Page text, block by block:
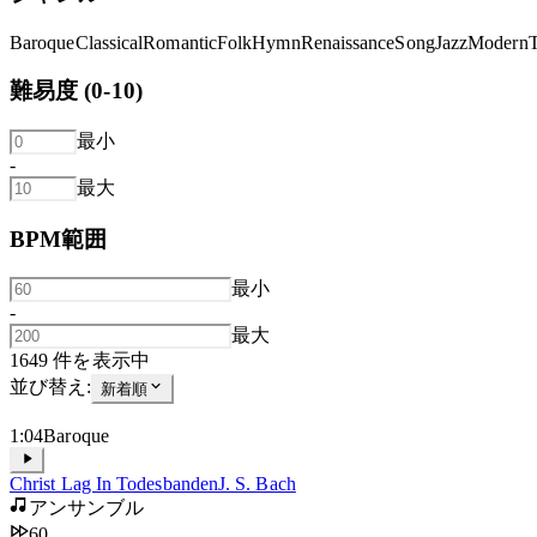
BaroqueClassicalRomanticFolkHymnRenaissanceSongJazzModern
難易度 (0-10)
最小
-
最大
BPM範囲
最小
-
最大
1649 件を表示中
並び替え:
新着順
1:04Baroque
Christ Lag In TodesbandenJ. S. Bach
アンサンブル